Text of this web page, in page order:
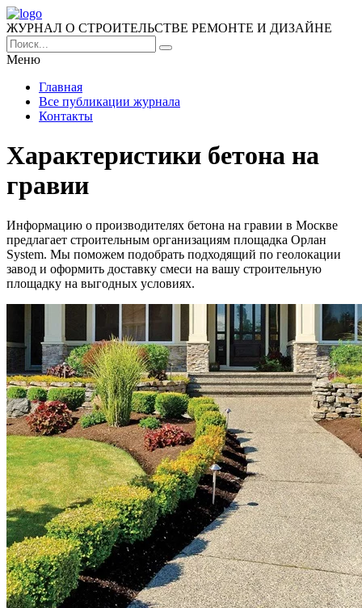
ЖУРНАЛ О СТРОИТЕЛЬСТВЕ РЕМОНТЕ И ДИЗАЙНЕ
Меню
Главная
Все публикации журнала
Контакты
Характеристики бетона на
гравии
Информацию о производителях бетона на гравии в Москве
предлагает строительным организациям площадка Орлан
System. Мы поможем подобрать подходящий по геолокации
завод и оформить доставку смеси на вашу строительную
площадку на выгодных условиях.